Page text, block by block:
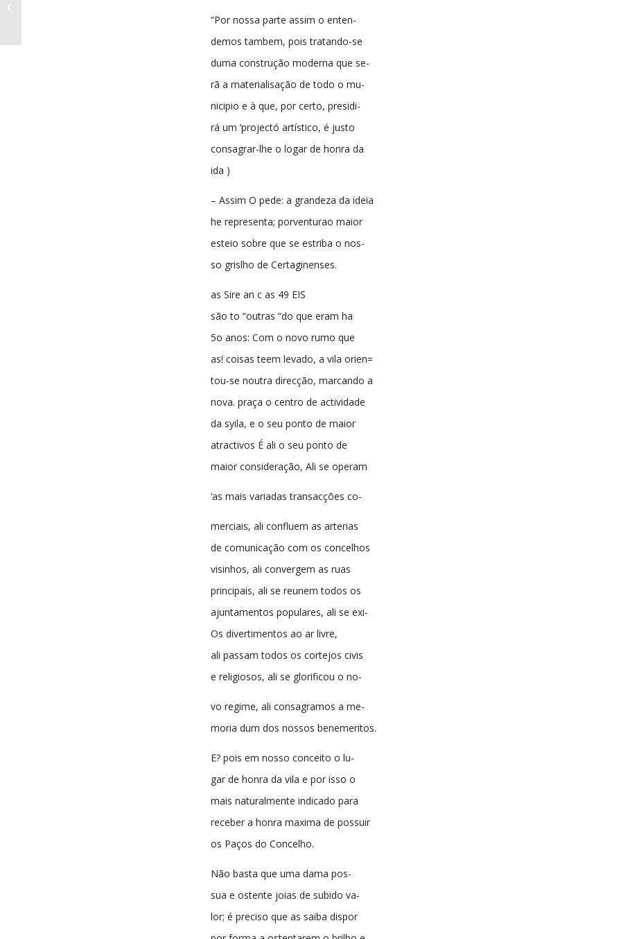
“Por nossa parte assim o enten-
demos tambem, pois tratando-se
duma construção moderna que se-
rã a materialisação de todo o mu-
nicipio e à que, por certo, presidi-
rá um ‘projectó artístico, é justo
consagrar-lhe o logar de honra da
ida )
– Assim O pede: a grandeza da ideia
he representa; porventurao maior
esteio sobre que se estriba o nos-
so grislho de Certaginenses.
as Sire an c as 49 EIS
são to “outras “do que eram ha
5o anos: Com o novo rumo que
as! coisas teem levado, a vila orien=
tou-se noutra direcção, marcando a
nova. praça o centro de actividade
da syila, e o seu ponto de maior
atractivos É ali o seu ponto de
maior consideração, Ali se operam
‘as mais variadas transacções co-
merciais, ali confluem as arterias
de comunicação com os concelhos
visinhos, ali convergem as ruas
principais, ali se reunem todos os
ajuntamentos populares, ali se exi-
Os divertimentos ao ar livre,
ali passam todos os cortejos civis
e religiosos, ali se glorificou o no-
vo regime, ali consagramos a me-
moria dum dos nossos benemeritos.
E? pois em nosso conceito o lu-
gar de honra da vila e por isso o
mais naturalmente indicado para
receber a honra maxima de possuir
os Paços do Concelho.
Não basta que uma dama pos-
sua e ostente joias de subido va-
lor; é preciso que as saiba dispor